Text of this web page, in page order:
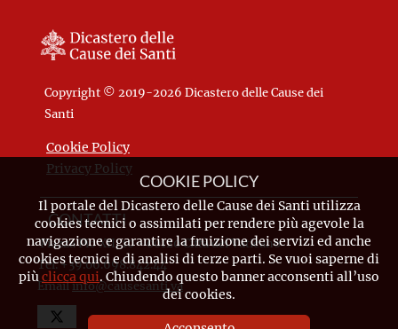
Copyright © 2019-2026 Dicastero delle Cause dei
Santi
Cookie Policy
Privacy Policy
CONTATTI
Piazza Pio XII, 10 - 00120 Città del Vaticano
Tel. +39.06.698.842.44
Emailinfo@causesanti.va
COOKIE POLICY
Il portale del Dicastero delle Cause dei Santi utilizza
cookies tecnici o assimilati per rendere più agevole la
navigazione e garantire la fruizione dei servizi ed anche
cookies tecnici e di analisi di terze parti. Se vuoi saperne di
piùclicca qui. Chiudendo questo banner acconsenti all’uso
dei cookies.